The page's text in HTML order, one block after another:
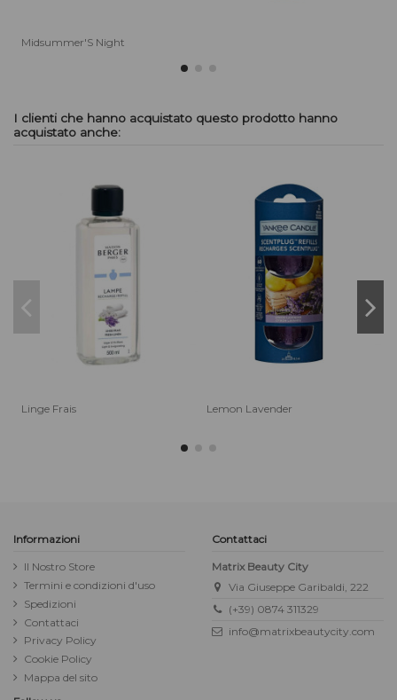
Midsummer'S Night
I clienti che hanno acquistato questo prodotto hanno
acquistato anche:
Linge Frais Lemon Lavender
Informazioni
Il Nostro Store
Termini e condizioni d'uso
Spedizioni
Contattaci
Privacy Policy
Cookie Policy
Mappa del sito
Contattaci
Matrix Beauty City
Via Giuseppe Garibaldi, 222
(+39) 0874 311329
info@matrixbeautycity.com